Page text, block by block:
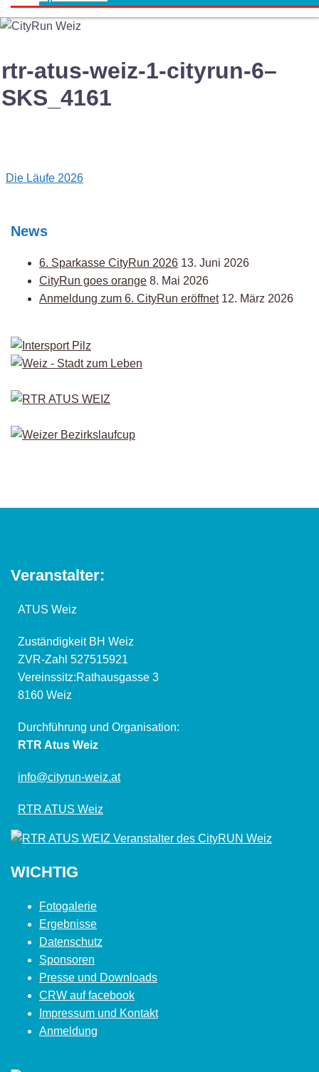
rtr-atus-weiz-1-cityrun-6–
SKS_4161
Post
Die Läufe 2026
News
6. Sparkasse CityRun 2026 13. Juni 2026
CityRun goes orange 8. Mai 2026
Anmeldung zum 6. CityRun eröffnet 12. März 2026
Veranstalter:
ATUS Weiz
Zuständigkeit BH Weiz
ZVR-Zahl 527515921
Vereinssitz:Rathausgasse 3
8160 Weiz
Durchführung und Organisation:
RTR Atus Weiz
info@cityrun-weiz.at
RTR ATUS Weiz
WICHTIG
Fotogalerie
Ergebnisse
Datenschutz
Sponsoren
Presse und Downloads
CRW auf facebook
Impressum und Kontakt
Anmeldung